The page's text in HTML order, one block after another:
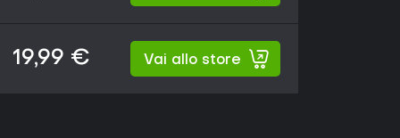
19,99 € Vai allo store